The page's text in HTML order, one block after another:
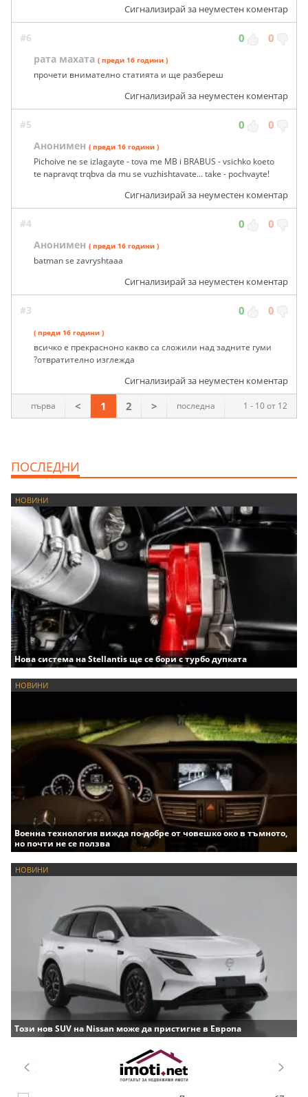
Сигнализирай за неуместен коментар
#6 0 0
рата махата ( преди 16 години )
прочети внимателно статията и ще разбереш
Сигнализирай за неуместен коментар
#5 0 0
Анонимен ( преди 16 години )
Pichoive ne se izlagayte - tova me MB i BRABUS - vsichko koeto
te napravqt trqbva da mu se vuzhishtavate... take - pochvayte!
Сигнализирай за неуместен коментар
#4 0 0
Анонимен ( преди 16 години )
batman se zavryshtaaa
Сигнализирай за неуместен коментар
#3 0 0
( преди 16 години )
всичко е прекрасноно какво са сложили над задните гуми
?отвратително изглежда
Сигнализирай за неуместен коментар
1 - 10 от 12
първа < 1 2 > последна
ПОСЛЕДНИ
НОВИНИ
Нова система на Stellantis ще се бори с турбо дупката
НОВИНИ
Военна технология вижда по-добре от човешко око в тъмното,
но почти не се ползва
НОВИНИ
Този нов SUV на Nissan може да пристигне в Европа